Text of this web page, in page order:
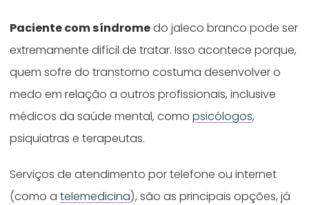
Paciente com síndromedo jaleco branco pode ser
extremamente difícil de tratar. Isso acontece porque,
quem sofre do transtorno costuma desenvolver o
medo em relação a outros profissionais, inclusive
médicos da saúde mental, comopsicólogos,
psiquiatras e terapeutas.
Serviços de atendimento por telefone ou internet
(como atelemedicina), são as principais opções, já